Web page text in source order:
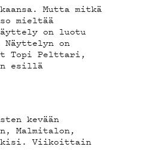
Mutta mitkä
mieltää
on luotu
Näyttelyn on
Topi Pelttari,
esillä
kevään
Malmitalon,
Viikoittain